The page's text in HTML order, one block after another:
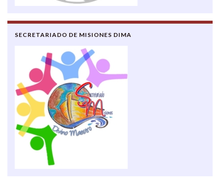
SECRETARIADO DE MISIONES DIMA